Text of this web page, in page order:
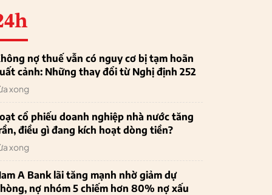
nợ thuế vẫn có nguy cơ bị tạm hoãn
cảnh: Những thay đổi từ Nghị định 252
xong
cổ phiếu doanh nghiệp nhà nước tăng
điều gì đang kích hoạt dòng tiền?
xong
A Bank lãi tăng mạnh nhờ giảm dự
nợ nhóm 5 chiếm hơn 80% nợ xấu